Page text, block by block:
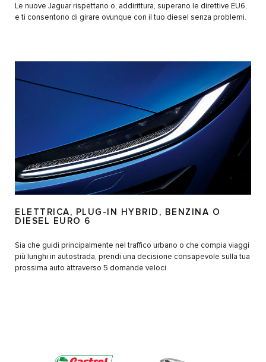
Le nuove Jaguar rispettano o, addirittura, superano le direttive EU6,
e ti consentono di girare ovunque con il tuo diesel senza problemi.
ELETTRICA, PLUG-IN HYBRID, BENZINA O
DIESEL EURO 6
Sia che guidi principalmente nel traffico urbano o che compia viaggi
più lunghi in autostrada, prendi una decisione consapevole sulla tua
prossima auto attraverso 5 domande veloci.